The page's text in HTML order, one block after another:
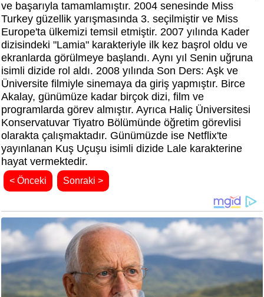
ve başarıyla tamamlamıştır. 2004 senesinde Miss
Turkey güzellik yarışmasında 3. seçilmiştir ve Miss
Europe'ta ülkemizi temsil etmiştir. 2007 yılında Kader
dizisindeki "Lamia" karakteriyle ilk kez başrol oldu ve
ekranlarda görülmeye başlandı. Aynı yıl Senin uğruna
isimli dizide rol aldı. 2008 yılında Son Ders: Aşk ve
Üniversite filmiyle sinemaya da giriş yapmıştır. Birce
Akalay, günümüze kadar birçok dizi, film ve
programlarda görev almıştır. Ayrıca Haliç Üniversitesi
Konservatuvar Tiyatro Bölümünde öğretim görevlisi
olarakta çalışmaktadır. Günümüzde ise Netflix'te
yayınlanan Kuş Uçuşu isimli dizide Lale karakterine
hayat vermektedir.
< Önceki Sonraki >